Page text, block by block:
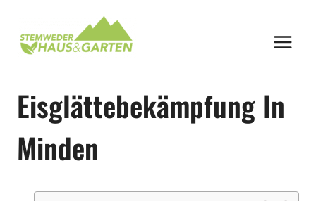
springen
Eisglättebekämpfung In
Minden